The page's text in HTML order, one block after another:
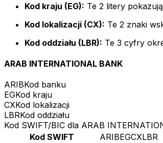
Kod kraju (EG): Te 2 litery
Kod lokalizacji (CX): Te 2 znaki
Kod oddziału (LBR): Te 3 cyfry
ARAB INTERNATIONAL BANK
ARIBKod banku
EGKod kraju
CXKod lokalizacji
LBRKod oddziału
Kod SWIFT/BIC dla ARAB
Kod SWIFT
ARIBEGCXLBR